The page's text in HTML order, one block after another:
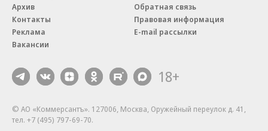
Архив
Контакты
Реклама
Вакансии
Обратная связь
Правовая информация
E-mail рассылки
18+
© АО «Коммерсантъ». 127006, Москва, Оружейный переулок д. 41,
тел. +7 (495) 797-69-70.